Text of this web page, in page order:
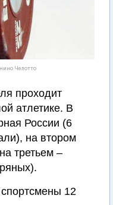
Челотто
проходит
атлетике. В
России (6
на втором
третьем –
12